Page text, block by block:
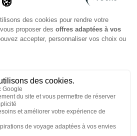
nos conseillers